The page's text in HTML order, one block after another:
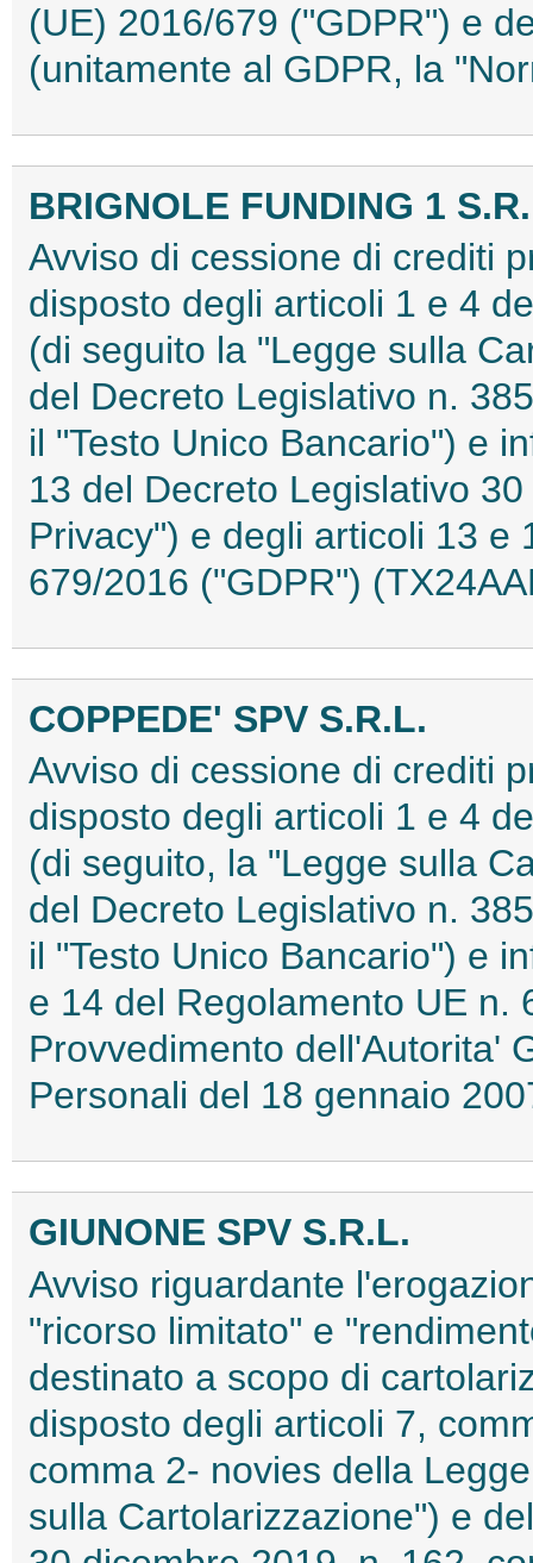
(UE) 2016/679 ("GDPR") e
(unitamente al GDPR, la
BRIGNOLE FUNDING 1
Avviso di cessione di crediti
disposto degli articoli 1 e 4
(di seguito la "Legge sulla
del Decreto Legislativo n.
il "Testo Unico Bancario") e
13 del Decreto Legislativo
Privacy") e degli articoli 13 e
679/2016 ("GDPR")
COPPEDE' SPV S.R.L.
Avviso di cessione di crediti
disposto degli articoli 1 e 4
(di seguito, la "Legge sulla
del Decreto Legislativo n.
il "Testo Unico Bancario") e
e 14 del Regolamento UE n.
Provvedimento dell'Autorita'
Personali del 18 gennaio
GIUNONE SPV S.R.L.
Avviso riguardante
"ricorso limitato" e
destinato a scopo di
disposto degli articoli 7,
comma 2- novies della
sulla Cartolarizzazione") e